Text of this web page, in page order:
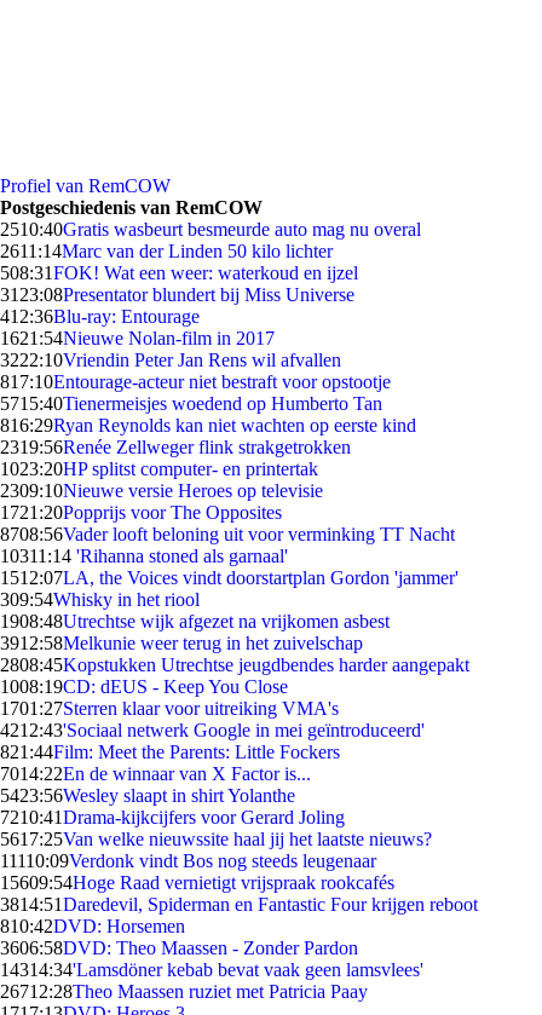
Profiel van RemCOW
Postgeschiedenis van RemCOW
2510:40Gratis wasbeurt besmeurde auto mag nu overal
2611:14Marc van der Linden 50 kilo lichter
508:31FOK! Wat een weer: waterkoud en ijzel
31 23:08Presentator blundert bij Miss Universe
412:36Blu-ray: Entourage
1621:54Nieuwe Nolan-film in 2017
3222:10Vriendin Peter Jan Rens wil afvallen
817:10Entourage-acteur niet bestraft voor opstootje
5715:40Tienermeisjes woedend op Humberto Tan
816:29Ryan Reynolds kan niet wachten op eerste kind
2319:56Renée Zellweger flink strakgetrokken
1023:20HP splitst computer- en printertak
2309:10Nieuwe versie Heroes op televisie
1721:20Popprijs voor The Opposites
8708:56Vader looft beloning uit voor verminking TT Nacht
10311:14 'Rihanna stoned als garnaal'
1512:07LA, the Voices vindt doorstartplan Gordon 'jammer'
309:54Whisky in het riool
1908:48Utrechtse wijk afgezet na vrijkomen asbest
3912:58Melkunie weer terug in het zuivelschap
2808:45Kopstukken Utrechtse jeugdbendes harder aangepakt
1008:19CD: dEUS - Keep You Close
1701:27Sterren klaar voor uitreiking VMA's
4212:43'Sociaal netwerk Google in mei geïntroduceerd'
821:44Film: Meet the Parents: Little Fockers
7014:22En de winnaar van X Factor is...
5423:56Wesley slaapt in shirt Yolanthe
7210:41Drama-kijkcijfers voor Gerard Joling
5617:25Van welke nieuwssite haal jij het laatste nieuws?
11110:09Verdonk vindt Bos nog steeds leugenaar
15609:54Hoge Raad vernietigt vrijspraak rookcafés
3814:51Daredevil, Spiderman en Fantastic Four krijgen reboot
810:42DVD: Horsemen
3606:58DVD: Theo Maassen - Zonder Pardon
14314:34'Lamsdöner kebab bevat vaak geen lamsvlees'
26712:28Theo Maassen ruziet met Patricia Paay